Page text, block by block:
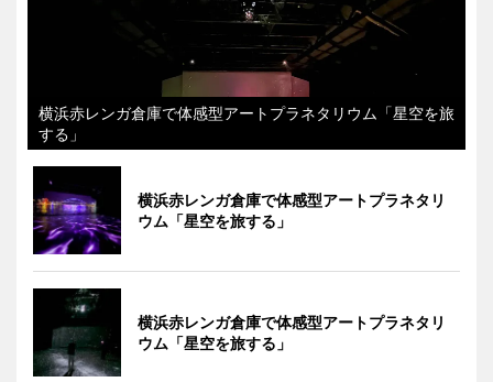
横浜赤レンガ倉庫で体感型アートプラネタリウム「星空を旅
する」
横浜赤レンガ倉庫で体感型アートプラネタリ
ウム「星空を旅する」
横浜赤レンガ倉庫で体感型アートプラネタリ
ウム「星空を旅する」